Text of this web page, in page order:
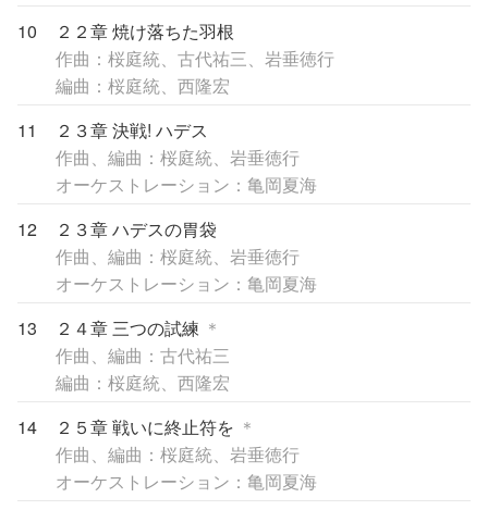
10
２２章 焼け落ちた羽根
作曲：桜庭統、古代祐三、岩垂徳行
編曲：桜庭統、西隆宏
11
２３章 決戦! ハデス
作曲、編曲：桜庭統、岩垂徳行
オーケストレーション：亀岡夏海
12
２３章 ハデスの胃袋
作曲、編曲：桜庭統、岩垂徳行
オーケストレーション：亀岡夏海
13
２４章 三つの試練 ＊
作曲、編曲：古代祐三
編曲：桜庭統、西隆宏
14
２５章 戦いに終止符を ＊
作曲、編曲：桜庭統、岩垂徳行
オーケストレーション：亀岡夏海